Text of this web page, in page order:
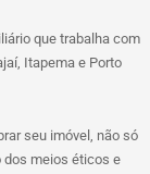
que trabalha com
Itapema e Porto
seu imóvel, não só
dos meios éticos e